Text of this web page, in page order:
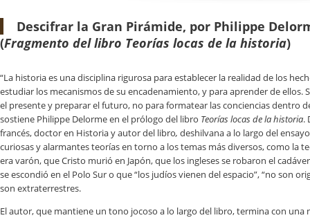
Descifrar la Gran Pirámide, por Philippe
(Fragmento del libro Teorías locas de la historia)
“La historia es una disciplina rigurosa para establecer la realidad de los
estudiar los mecanismos de su encadenamiento, y para aprender de ellos.
el presente y preparar el futuro, no para formatear las conciencias dentro
sostiene Philippe Delorme en el prólogo del libro Teorías locas de la historia.
francés, doctor en Historia y autor del libro, deshilvana a lo largo del
curiosas y alarmantes teorías en torno a los temas más diversos, como la
era varón, que Cristo murió en Japón, que los ingleses se robaron el
se escondió en el Polo Sur o que “los judíos vienen del espacio”, “no son
son extraterrestres.
El autor, que mantiene un tono jocoso a lo largo del libro, termina con una